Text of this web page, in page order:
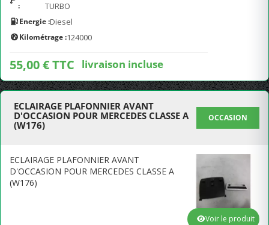
:
TURBO
Energie :Diesel
Kilométrage :124000
55,00 € TTC livraison incluse
ECLAIRAGE PLAFONNIER AVANT
D'OCCASION POUR MERCEDES CLASSE A
(W176)
OCCASION
ECLAIRAGE PLAFONNIER AVANT
D'OCCASION POUR MERCEDES CLASSE A
(W176)
Voir le produit